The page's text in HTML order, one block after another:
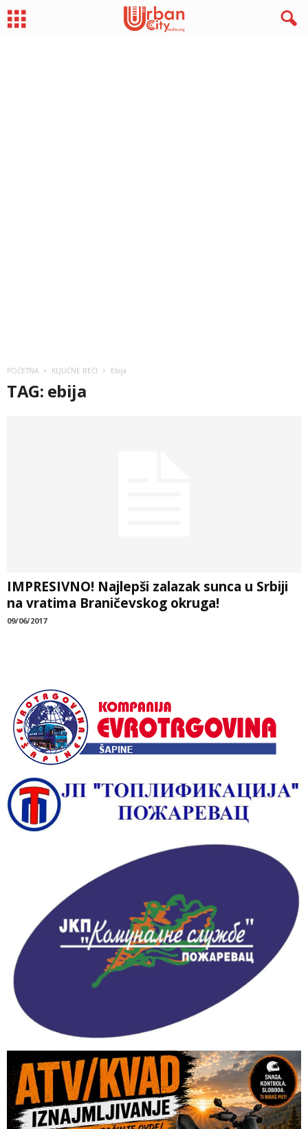
POČETNA KLJUČNE REČI Ebija
TAG: ebija
IMPRESIVNO! Najlepši zalazak sunca u Srbiji
na vratima Braničevskog okruga!
09/06/2017